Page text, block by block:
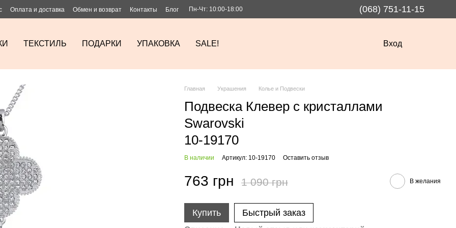
Оплата и доставка Обмен и возврат Контакты Блог Пн-Чт: 10:00-18:00 (068) 751-11-15
ТЕКСТИЛЬ ПОДАРКИ УПАКОВКА SALE! Вход
Главная Украшения Колье и Подвески
Подвеска Клевер с кристаллами
Swarovski
10-19170
В наличии Артикул: 10-19170 Оставить отзыв
763 грн 1 090 грн В желания
Купить Быстрый заказ